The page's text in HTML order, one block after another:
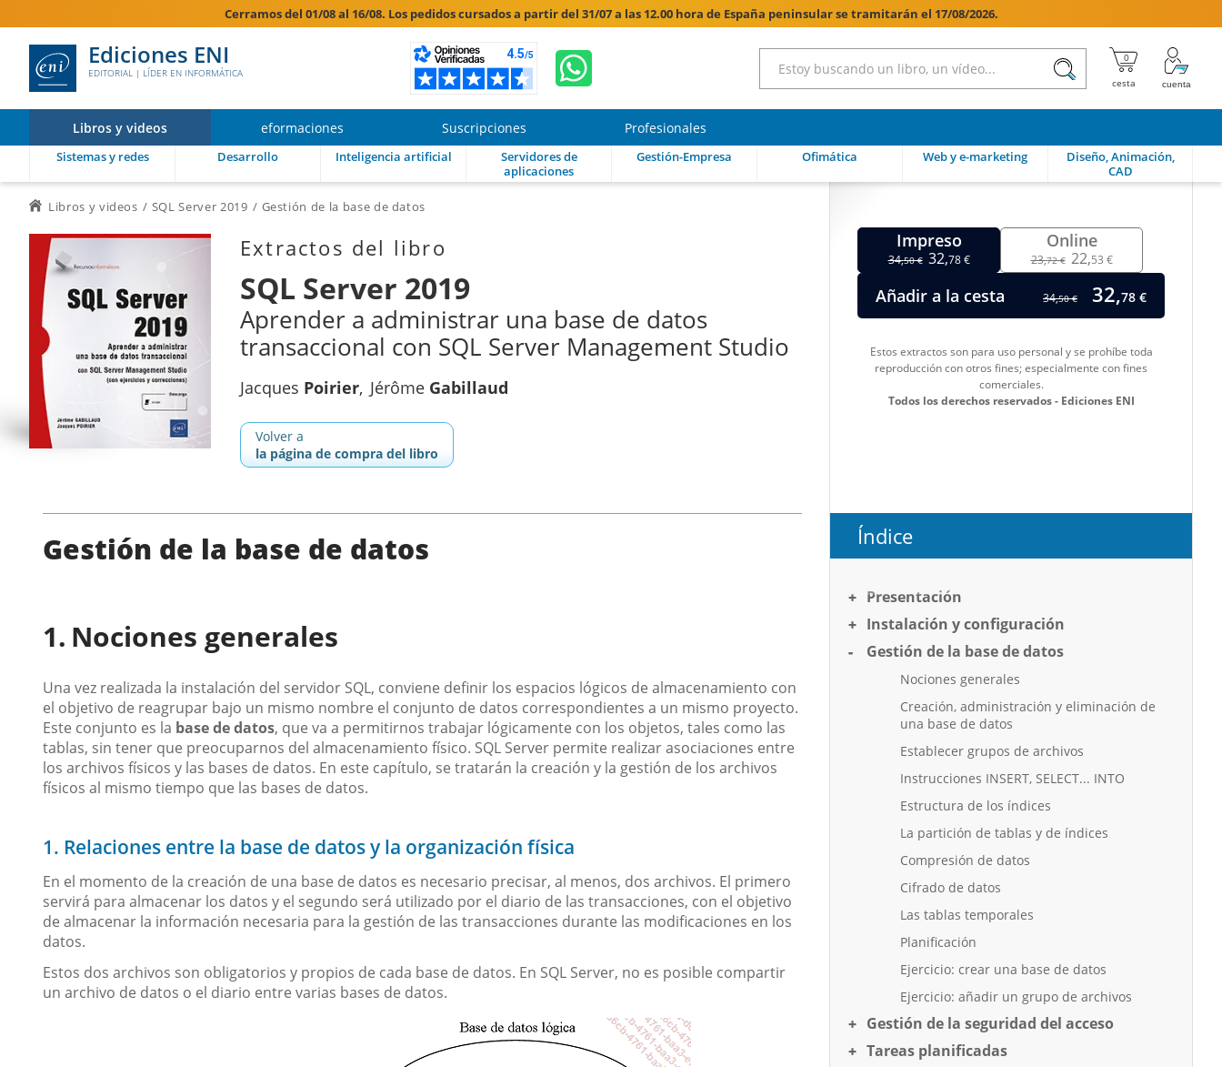
Cerramos del 01/08 al 16/08. Los pedidos cursados a partir del 31/07 a las 12.00 hora de España peninsular se tramitarán el 17/08/2026.
Ediciones ENI
EDITORIAL | LÍDER EN INFORMÁTICA 
Libros y videos eformaciones Suscripciones Profesionales
Sistemas y redes Desarrollo Inteligencia artificial
Servidores de
aplicaciones
Gestión-Empresa Ofimática Web y e-marketing
Diseño, Animación,
CAD
Libros y videos SQL Server 2019 Gestión de la base de datos
Extractos del libro
SQL Server 2019
Aprender a administrar una base de datos
transaccional con SQL Server Management Studio
Jacques Poirier Jérôme Gabillaud
Volver a
la página de compra del libro
Impreso
34,50 € 32,78 €
Online
23,72 € 22,53 €
Añadir a la cesta 34,50 € 32,78 €
Estos extractos son para uso personal y se prohíbe toda
reproducción con otros fines; especialmente con fines
comerciales.
Todos los derechos reservados - Ediciones ENI
Gestión de la base de datos
Nociones generales
Una vez realizada la instalación del servidor SQL, conviene definir los espacios lógicos de almacenamiento con
el objetivo de reagrupar bajo un mismo nombre el conjunto de datos correspondientes a un mismo proyecto.
Este conjunto es la base de datos, que va a permitirnos trabajar lógicamente con los objetos, tales como las
tablas, sin tener que preocuparnos del almacenamiento físico. SQL Server permite realizar asociaciones entre
los archivos físicos y las bases de datos. En este capítulo, se tratarán la creación y la gestión de los archivos
físicos al mismo tiempo que las bases de datos.
1. Relaciones entre la base de datos y la organización física
En el momento de la creación de una base de datos es necesario precisar, al menos, dos archivos. El primero
servirá para almacenar los datos y el segundo será utilizado por el diario de las transacciones, con el objetivo
de almacenar la información necesaria para la gestión de las transacciones durante las modificaciones en los
datos.
Estos dos archivos son obligatorios y propios de cada base de datos. En SQL Server, no es posible compartir
un archivo de datos o el diario entre varias bases de datos.
Índice
Presentación
Instalación y configuración
Gestión de la base de datos
Nociones generales
Creación, administración y eliminación de
una base de datos
Establecer grupos de archivos
Instrucciones INSERT, SELECT... INTO
Estructura de los índices
La partición de tablas y de índices
Compresión de datos
Cifrado de datos
Las tablas temporales
Planificación
Ejercicio: crear una base de datos
Ejercicio: añadir un grupo de archivos
Gestión de la seguridad del acceso
Tareas planificadas